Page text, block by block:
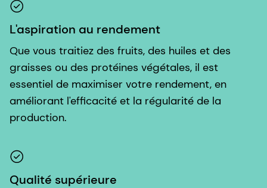
L'aspiration au rendement
Que vous traitiez des fruits, des huiles et des
graisses ou des protéines végétales, il est
essentiel de maximiser votre rendement, en
améliorant l'efficacité et la régularité de la
production.
Qualité supérieure